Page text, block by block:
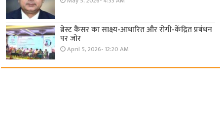
ब्रेस्ट कैंसर का साक्ष्य-आधारित और रोगी-केंद्रित प्रबंधन
पर जोर
April 5, 2026- 12:20 AM